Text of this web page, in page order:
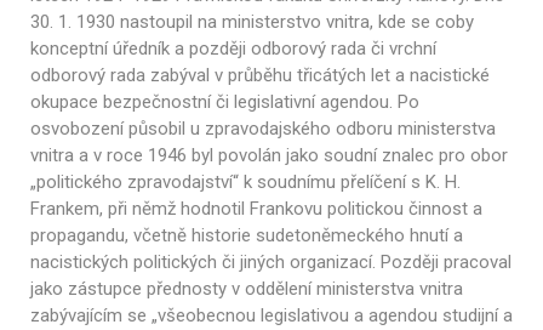
30. 1. 1930 nastoupil na ministerstvo vnitra, kde se coby
konceptní úředník a později odborový rada či vrchní
odborový rada zabýval v průběhu třicátých let a nacistické
okupace bezpečnostní či legislativní agendou. Po
osvobození působil u zpravodajského odboru ministerstva
vnitra a v roce 1946 byl povolán jako soudní znalec pro obor
„politického zpravodajství“ k soudnímu přelíčení s K. H.
Frankem, při němž hodnotil Frankovu politickou činnost a
propagandu, včetně historie sudetoněmeckého hnutí a
nacistických politických či jiných organizací. Později pracoval
jako zástupce přednosty v oddělení ministerstva vnitra
zabývajícím se „všeobecnou legislativou a agendou studijní a